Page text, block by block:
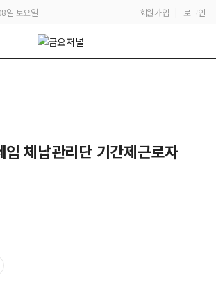
일 토요일 회원가입 | 로그인
체납관리단 기간제근로자